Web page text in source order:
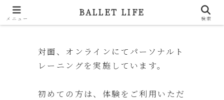
BALLET LIFE
対面、オンラインにてパーソナルト
レーニングを実施しています。
初めての方は、体験をご利用いただ
メニュー
BALLET LIFE
検索